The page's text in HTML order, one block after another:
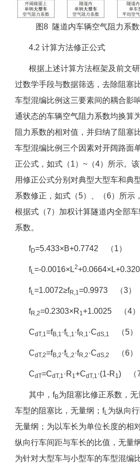
图8 隧道内车辆空气阻力系
4.2 计算方法修正公式
根据上述计算方法框架及前文研
过数学手段与数据筛选，去除阻塞
车型混编比例这三要素间的耦合影
通状态的车辆空气阻力系数均换算
阻力系数的相对值，并归纳了阻塞
车型混编比例三个因素对开阔路面
正公式，如式（1）~（4）所示。
用修正公式分别对典型大型车和典
系数修正，如式（5）、（6）所示
根据式（7）加权计算隧道内全部
系数。
fD=5.433×B+0.7742 （1）
fL=-0.0016×L2
fL=1.0072≥fR,1=0.9973 （3）
fR,2=0.2303×R1+1.0025 （4）
CdT,1=fB,1 ·fL,1 ·fR,1 ·CdS,1 （5）
CdT,2=fB,2 ·fL,2 ·fR,2 ·CdS,2 （6）
CdT=CdT,1 ·R1+CdT,1 ·(1-R1) （7
其中，fB为阻塞比修正系数，
车型的阻塞比，无量纲；fL为纵向
无量纲；为以车长为单位长度的相
纵向行车间距与车长的比值，无量
为针对大型车与小型车的车型混编